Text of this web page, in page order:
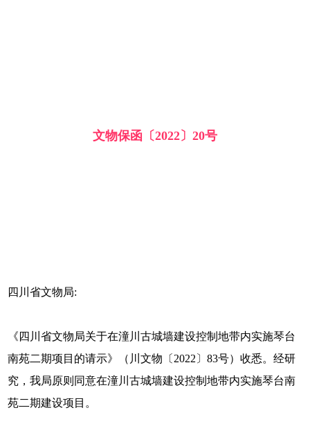
文物保函〔2022〕20号
四川省文物局:
《四川省文物局关于在潼川古城墙建设控制地带内实施琴台
南苑二期项目的请示》（川文物〔2022〕83号）收悉。经研
究，我局原则同意在潼川古城墙建设控制地带内实施琴台南
苑二期建设项目。